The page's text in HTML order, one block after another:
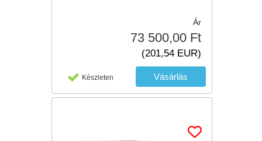
Ár
73 500,00 Ft
(201,54 EUR)
Készleten